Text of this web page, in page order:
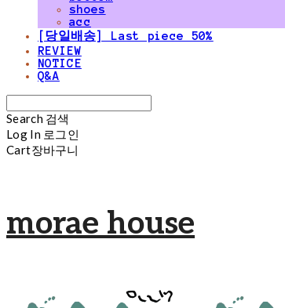
shoes
acc
[당일배송] Last piece 50%
REVIEW
NOTICE
Q&A
Search 검색
Log In 로그인
Cart장바구니
morae house